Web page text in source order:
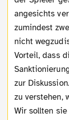
angesichts
zumindest
nicht
Vorteil, dass
zur
zu verstehen,
Wir sollten